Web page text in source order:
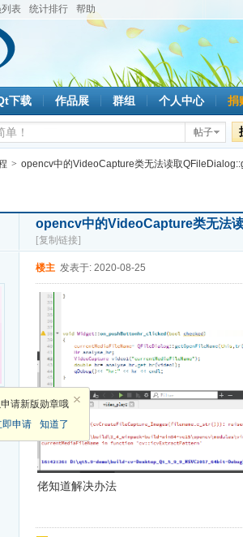
表 统计排行 帮助
下载 作品展 群组 个人中心 捐
帖子
> opencv中的VideoCapture类无法读取
opencv中的VideoCapture类无法
[复制链接]
请新版勋章哦
即申请
知道了
楼主 发表于: 2020-08-25
佬知道解决办法